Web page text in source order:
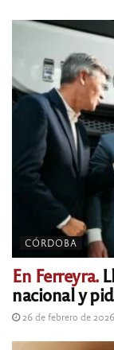
CÓRDOBA
En Ferreyra.
nacional y
26 de febrero de 2026